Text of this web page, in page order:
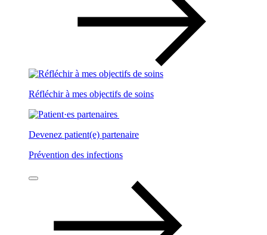
Réfléchir à mes objectifs de soins
Devenez patient(e) partenaire
Prévention des infections